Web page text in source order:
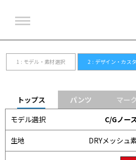
アウター
Tシャツ・ポロシャツ
ビブス
バックパック